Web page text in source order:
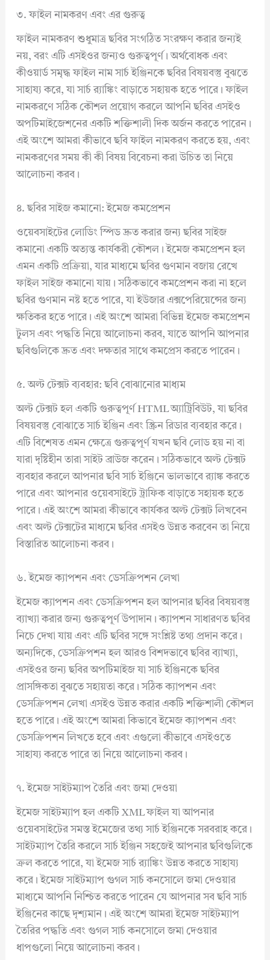
৩. ফাইল নামকরণ এবং এর গুরুত্ব
ফাইল নামকরণ শুধুমাত্র ছবির সংগঠিত সংরক্ষণ করার জন্যই
নয়, বরং এটি এসইওর জন্যও গুরুত্বপূর্ণ। অর্থবোধক এবং
কীওয়ার্ড সমৃদ্ধ ফাইল নাম সার্চ ইঞ্জিনকে ছবির বিষয়বস্তু বুঝতে
সাহায্য করে, যা সার্চ র‍্যাঙ্কিং বাড়াতে সহায়ক হতে পারে। ফাইল
নামকরণে সঠিক কৌশল প্রয়োগ করলে আপনি ছবির এসইও
অপটিমাইজেশনের একটি শক্তিশালী দিক অর্জন করতে পারেন।
এই অংশে আমরা কীভাবে ছবি ফাইল নামকরণ করতে হয়, এবং
নামকরণের সময় কী কী বিষয় বিবেচনা করা উচিত তা নিয়ে
আলোচনা করব।
৪. ছবির সাইজ কমানো: ইমেজ কমপ্রেশন
ওয়েবসাইটের লোডিং স্পিড দ্রুত করার জন্য ছবির সাইজ
কমানো একটি অত্যন্ত কার্যকরী কৌশল। ইমেজ কমপ্রেশন হল
এমন একটি প্রক্রিয়া, যার মাধ্যমে ছবির গুণমান বজায় রেখে
ফাইল সাইজ কমানো যায়। সঠিকভাবে কমপ্রেশন করা না হলে
ছবির গুণমান নষ্ট হতে পারে, যা ইউজার এক্সপেরিয়েন্সের জন্য
ক্ষতিকর হতে পারে। এই অংশে আমরা বিভিন্ন ইমেজ কমপ্রেশন
টুলস এবং পদ্ধতি নিয়ে আলোচনা করব, যাতে আপনি আপনার
ছবিগুলিকে দ্রুত এবং দক্ষতার সাথে কমপ্রেস করতে পারেন।
৫. অল্ট টেক্সট ব্যবহার: ছবি বোঝানোর মাধ্যম
অল্ট টেক্সট হল একটি গুরুত্বপূর্ণ HTML অ্যাট্রিবিউট, যা ছবির
বিষয়বস্তু বোঝাতে সার্চ ইঞ্জিন এবং স্ক্রিন রিডার ব্যবহার করে।
এটি বিশেষত এমন ক্ষেত্রে গুরুত্বপূর্ণ যখন ছবি লোড হয় না বা
যারা দৃষ্টিহীন তারা সাইট ব্রাউজ করেন। সঠিকভাবে অল্ট টেক্সট
ব্যবহার করলে আপনার ছবি সার্চ ইঞ্জিনে ভালভাবে র‍্যাঙ্ক করতে
পারে এবং আপনার ওয়েবসাইটে ট্রাফিক বাড়াতে সহায়ক হতে
পারে। এই অংশে আমরা কীভাবে কার্যকর অল্ট টেক্সট লিখবেন
এবং অল্ট টেক্সটের মাধ্যমে ছবির এসইও উন্নত করবেন তা নিয়ে
বিস্তারিত আলোচনা করব।
৬. ইমেজ ক্যাপশন এবং ডেসক্রিপশন লেখা
ইমেজ ক্যাপশন এবং ডেসক্রিপশন হল আপনার ছবির বিষয়বস্তু
ব্যাখ্যা করার জন্য গুরুত্বপূর্ণ উপাদান। ক্যাপশন সাধারণত ছবির
নিচে দেখা যায় এবং এটি ছবির সঙ্গে সংশ্লিষ্ট তথ্য প্রদান করে।
অন্যদিকে, ডেসক্রিপশন হল আরও বিশদভাবে ছবির ব্যাখ্যা,
এসইওর জন্য ছবির অপটিমাইজ যা সার্চ ইঞ্জিনকে ছবির
প্রাসঙ্গিকতা বুঝতে সহায়তা করে। সঠিক ক্যাপশন এবং
ডেসক্রিপশন লেখা এসইও উন্নত করার একটি শক্তিশালী কৌশল
হতে পারে। এই অংশে আমরা কিভাবে ইমেজ ক্যাপশন এবং
ডেসক্রিপশন লিখতে হবে এবং এগুলো কীভাবে এসইওতে
সাহায্য করতে পারে তা নিয়ে আলোচনা করব।
৭. ইমেজ সাইটম্যাপ তৈরি এবং জমা দেওয়া
ইমেজ সাইটম্যাপ হল একটি XML ফাইল যা আপনার
ওয়েবসাইটের সমস্ত ইমেজের তথ্য সার্চ ইঞ্জিনকে সরবরাহ করে।
সাইটম্যাপ তৈরি করলে সার্চ ইঞ্জিন সহজেই আপনার ছবিগুলিকে
ক্রল করতে পারে, যা ইমেজ সার্চ র‍্যাঙ্কিং উন্নত করতে সাহায্য
করে। ইমেজ সাইটম্যাপ গুগল সার্চ কনসোলে জমা দেওয়ার
মাধ্যমে আপনি নিশ্চিত করতে পারেন যে আপনার সব ছবি সার্চ
ইঞ্জিনের কাছে দৃশ্যমান। এই অংশে আমরা ইমেজ সাইটম্যাপ
তৈরির পদ্ধতি এবং গুগল সার্চ কনসোলে জমা দেওয়ার
ধাপগুলো নিয়ে আলোচনা করব।